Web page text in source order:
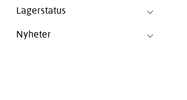
Lagerstatus
Nyheter